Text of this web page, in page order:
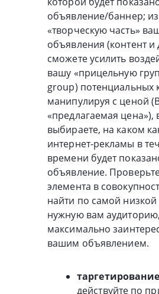
объявление/баннер;
«творческую часть»
объявления (контент и
сможете усилить
вашу «прицельную
group) потенциальных
манипулируя с ценой
«предлагаемая цена»),
выбираете, на каком
интернет-рекламы в
времени будет
объявление.
элемента в
найти по самой
нужную вам
максимально
вашим объявлением.
таргетирование
действуйте по